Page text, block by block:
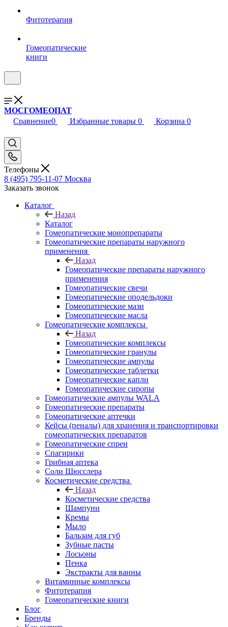
Фитотерапия
Гомеопатические
книги
МОСГОМЕОПАТ
Сравнение0 Избранные товары 0 Корзина 0
Телефоны
8 (495) 795-11-07 Москва
Заказать звонок
Каталог
Назад
Каталог
Гомеопатические монопрепараты
Гомеопатические препараты наружного
применения
Назад
Гомеопатические препараты наружного
применения
Гомеопатические свечи
Гомеопатические оподельдоки
Гомеопатические мази
Гомеопатические масла
Гомеопатические комплексы
Назад
Гомеопатические комплексы
Гомеопатические гранулы
Гомеопатические ампулы
Гомеопатические таблетки
Гомеопатические капли
Гомеопатические сиропы
Гомеопатические ампулы WALA
Гомеопатические препараты
Гомеопатические аптечки
Кейсы (пеналы) для хранения и транспортировки
гомеопатических препаратов
Гомеопатические спреи
Спагирики
Грибная аптека
Соли Шюсслера
Косметические средства
Назад
Косметические средства
Шампуни
Кремы
Мыло
Бальзам для губ
Зубные пасты
Лосьоны
Пенка
Экстракты для ванны
Витаминные комплексы
Фитотерапия
Гомеопатические книги
Блог
Бренды